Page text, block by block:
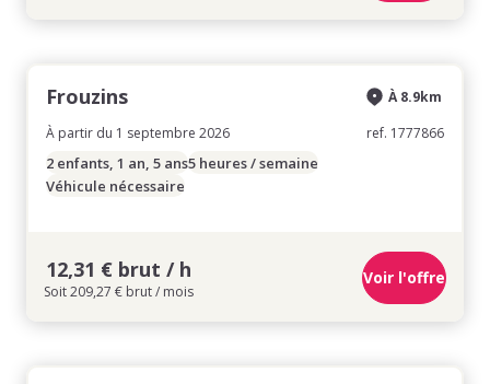
Frouzins
À partir du 1 septembre 2026
À 8.9km
ref. 1777866
2 enfants, 1 an, 5 ans5 heures / semaine
Véhicule nécessaire
12,31 € brut / h
Soit 209,27 € brut / mois
Voir l'offre